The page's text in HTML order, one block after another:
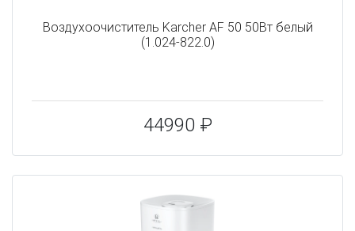
Воздухоочиститель Karcher AF 50 50Вт белый
(1.024-822.0)
44990 ₽